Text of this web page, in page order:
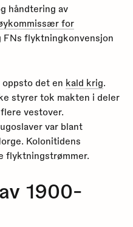
håndtering av
for
flyktningkonvensjon
det en kald krig.
styrer tok makten i deler
vestover.
var blant
Kolonitidens
flyktningstrømmer.
1900-